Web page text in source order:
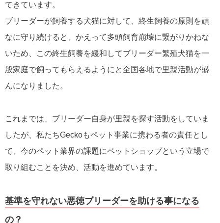
てきています。
ブリーダーが飼養する犬猫に対して、終生飼養の原則を頑
なに守り続けると、かえって多頭飼育崩壊に繋がりかねな
いため、この終生飼養を緩和してブリーダー繁殖犬猫を一
般家庭で飼ってもらえるようにと全国各地で里親活動が盛
んになりました。
これまでは、ブリーダー自身が里親を探す活動をしていま
したが、私たちGeckoもペット事業に携わる者の責任とし
て、今のペット業界の課題にペットショップという立場で
取り組むことを決め、活動を進めています。
基準を守れない悪徳ブリーダーを助ける事になる
の？